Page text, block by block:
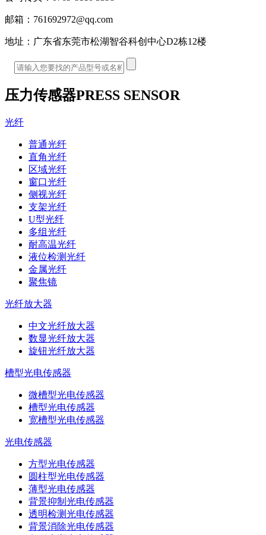
邮箱： 761692972@qq.com
地址： 广东省东莞市松湖智谷科创中心D2栋12楼
压力传感器PRESS SENSOR
光纤
普通光纤
直角光纤
区域光纤
窗口光纤
侧视光纤
支架光纤
U型光纤
多组光纤
耐高温光纤
液位检测光纤
金属光纤
聚焦镜
光纤放大器
中文光纤放大器
数显光纤放大器
旋钮光纤放大器
槽型光电传感器
微槽型光电传感器
槽型光电传感器
宽槽型光电传感器
光电传感器
方型光电传感器
圆柱型光电传感器
薄型光电传感器
背景抑制光电传感器
透明检测光电传感器
背景消除光电传感器